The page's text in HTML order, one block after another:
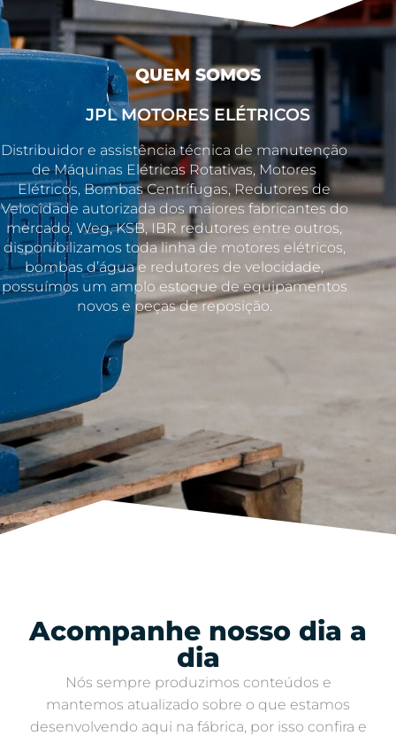
QUEM SOMOS
JPL MOTORES ELÉTRICOS
Distribuidor e assistência técnica de manutenção
de Máquinas Elétricas Rotativas, Motores
Elétricos, Bombas Centrífugas, Redutores de
Velocidade autorizada dos maiores fabricantes do
mercado, Weg, KSB, IBR redutores entre outros,
disponibilizamos toda linha de motores elétricos,
bombas d’água e redutores de velocidade,
possuímos um amplo estoque de equipamentos
novos e peças de reposição.
Acompanhe nosso dia a
dia​
Nós sempre produzimos conteúdos e
mantemos atualizado sobre o que estamos
desenvolvendo aqui na fábrica, por isso confira e